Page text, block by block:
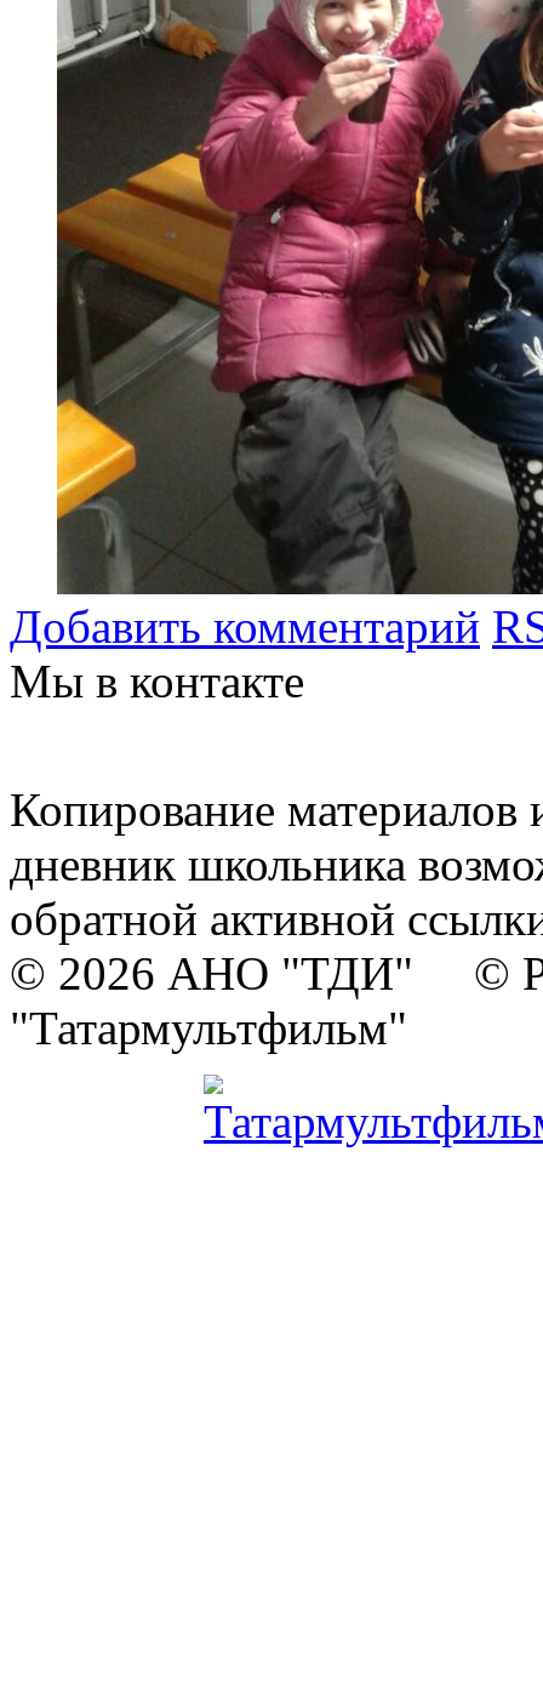
Добавить комментарий
Мы в контакте
Копирование материалов
дневник школьника
обратной активной
© 2026 АНО "ТДИ" ©
"Татармультфильм"